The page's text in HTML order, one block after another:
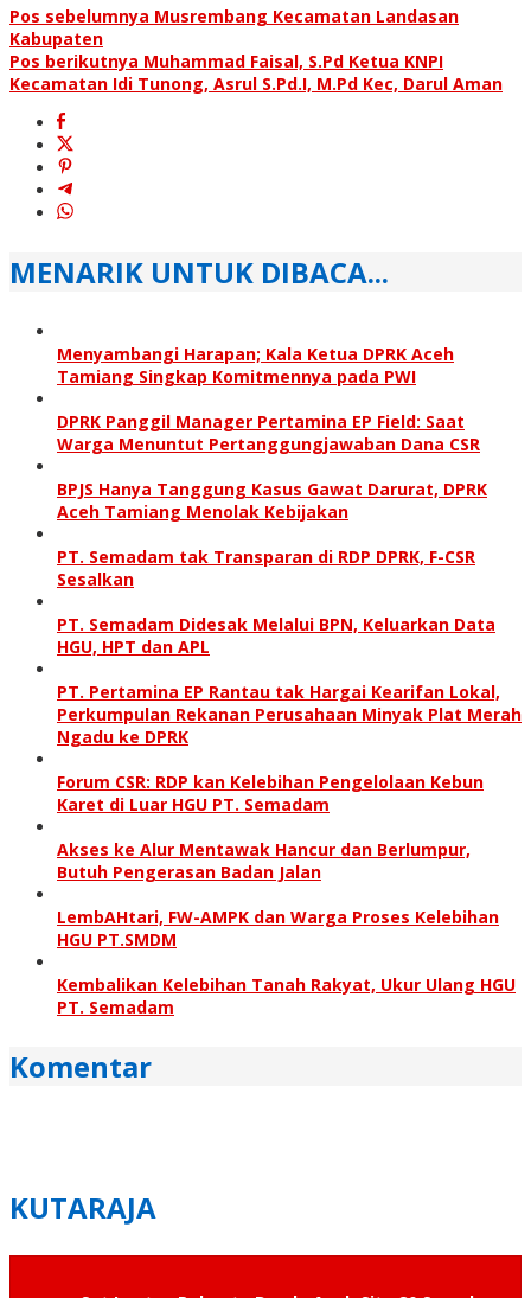
Pos sebelumnya Musrembang Kecamatan Landasan
Kabupaten
Pos berikutnya Muhammad Faisal, S.Pd Ketua KNPI
Kecamatan Idi Tunong, Asrul S.Pd.I, M.Pd Kec, Darul Aman
MENARIK UNTUK DIBACA...
Menyambangi Harapan; Kala Ketua DPRK Aceh
Tamiang Singkap Komitmennya pada PWI
DPRK Panggil Manager Pertamina EP Field: Saat
Warga Menuntut Pertanggung­jawaban Dana CSR
BPJS Hanya Tanggung Kasus Gawat Darurat, DPRK
Aceh Tamiang Menolak Kebijakan
PT. Semadam tak Transparan di RDP DPRK, F-CSR
Sesalkan
PT. Semadam Didesak Melalui BPN, Keluarkan Data
HGU, HPT dan APL
PT. Pertamina EP Rantau tak Hargai Kearifan Lokal,
Perkumpulan Rekanan Perusahaan Minyak Plat Merah
Ngadu ke DPRK
Forum CSR: RDP kan Kelebihan Pengelolaan Kebun
Karet di Luar HGU PT. Semadam
Akses ke Alur Mentawak Hancur dan Berlumpur,
Butuh Pengerasan Badan Jalan
LembAHtari, FW-AMPK dan Warga Proses Kelebihan
HGU PT.SMDM
Kembalikan Kelebihan Tanah Rakyat, Ukur Ulang HGU
PT. Semadam
Komentar
KUTARAJA